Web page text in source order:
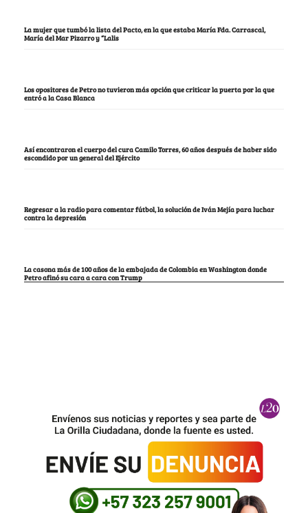
La mujer que tumbó la lista del Pacto, en la que estaba María Fda. Carrascal,
María del Mar Pizarro y “Lalis
Los opositores de Petro no tuvieron más opción que criticar la puerta por la que
entró a la Casa Blanca
Así encontraron el cuerpo del cura Camilo Torres, 60 años después de haber sido
escondido por un general del Ejército
Regresar a la radio para comentar fútbol, la solución de Iván Mejía para luchar
contra la depresión
La casona más de 100 años de la embajada de Colombia en Washington donde
Petro afinó su cara a cara con Trump